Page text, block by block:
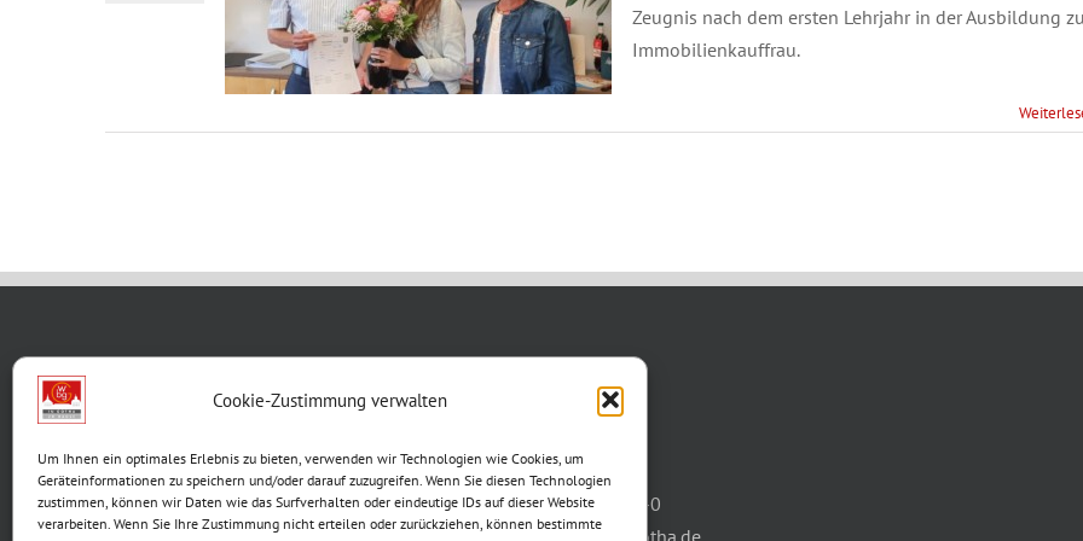
Cookie-Zustimmung verwalten
Um Ihnen ein optimales Erlebnis zu bieten, verwenden wir Technologien wie Cookies, um
Geräteinformationen zu speichern und/oder darauf zuzugreifen. Wenn Sie diesen Technologien
zustimmen, können wir Daten wie das Surfverhalten oder eindeutige IDs auf dieser Website
verarbeiten. Wenn Sie Ihre Zustimmung nicht erteilen oder zurückziehen, können bestimmte
Zeugnis nach dem ersten Lehrjahr in der Ausbildung
Immobilienkauffrau.
99867 Gotha
Telefon:03621/3077-0
E-Mail: info@wbg-gotha.de